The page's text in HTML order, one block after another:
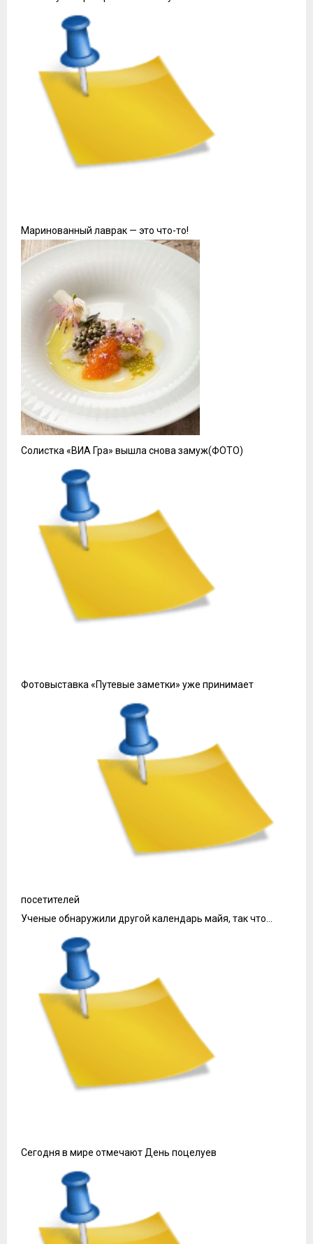
Маринованный лаврак — это что-то!
Солистка «ВИА Гра» вышла снова замуж(ФОТО)
Фотовыставка «Путевые заметки» уже принимает
посетителей
Ученые обнаружили другой календарь майя, так что…
Сегодня в мире отмечают День поцелуев